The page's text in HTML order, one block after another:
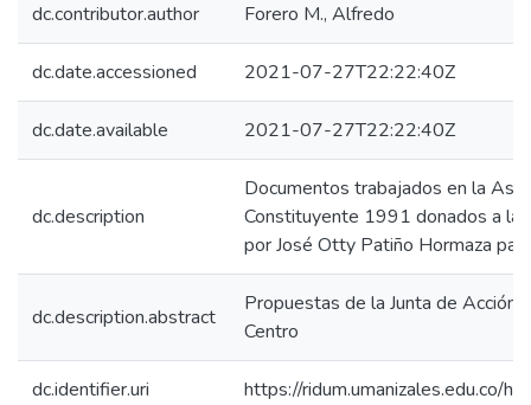
dc.contributor.author Forero M., Alfredo
dc.date.accessioned 2021-07-27T22:22:40Z
dc.date.available 2021-07-27T22:22:40Z
dc.description
Documentos trabajados en la
Constituyente 1991 donados a la
por José Otty Patiño Hormaza
dc.description.abstract
Propuestas de la Junta de Acción
Centro
dc.identifier.uri https://ridum.umanizales.edu.co/